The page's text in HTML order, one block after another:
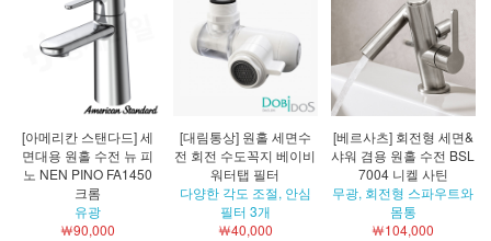
[아메리칸 스탠다드] 세
면대용 원홀 수전 뉴 피
노 NEN PINO FA1450
크롬
유광
￦90,000
[대림통상] 원홀 세면수
전 회전 수도꼭지 베이비
워터탭 필터
다양한 각도 조절, 안심
필터 3개
￦40,000
[베르사츠] 회전형 세면&
샤워 겸용 원홀 수전 BSL
7004 니켈 사틴
무광, 회전형 스파우트와
몸통
￦104,000